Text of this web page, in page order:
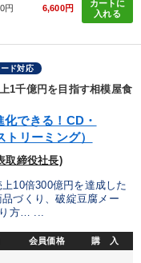
円 6,600円
カートに
入れる
ド対応
1千億円を目指す相模屋食
できる！CD・
リーミング）
取締役社長)
10倍300億円を達成した
づくり、破綻豆腐メー
り方… ...
会員価格 購 入